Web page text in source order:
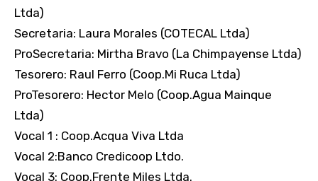
Ltda)
Secretaria: Laura Morales (COTECAL Ltda)
ProSecretaria: Mirtha Bravo (La Chimpayense Ltda)
Tesorero: Raul Ferro (Coop.Mi Ruca Ltda)
ProTesorero: Hector Melo (Coop.Agua Mainque
Ltda)
Vocal 1 : Coop.Acqua Viva Ltda
Vocal 2:Banco Credicoop Ltdo.
Vocal 3: Coop.Frente Miles Ltda.